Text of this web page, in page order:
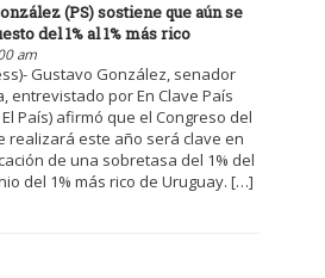
(PS) sostiene que aún se
del 1% al 1% más rico
am
Gustavo González, senador
entrevistado por En Clave País
País) afirmó que el Congreso del
realizará este año será clave en
de una sobretasa del 1% del
del 1% más rico de Uruguay. […]